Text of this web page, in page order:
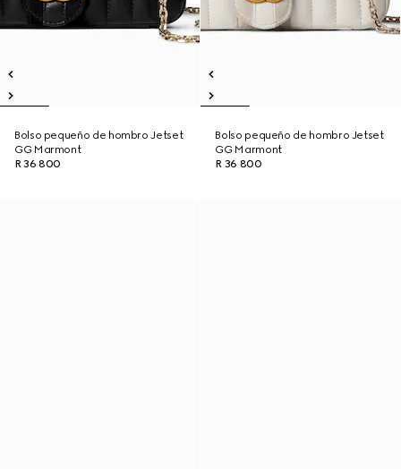
Bolso pequeño de hombro Jetset
GG Marmont
R 36 800
Bolso pequeño de hombro Jetset
GG Marmont
R 36 800